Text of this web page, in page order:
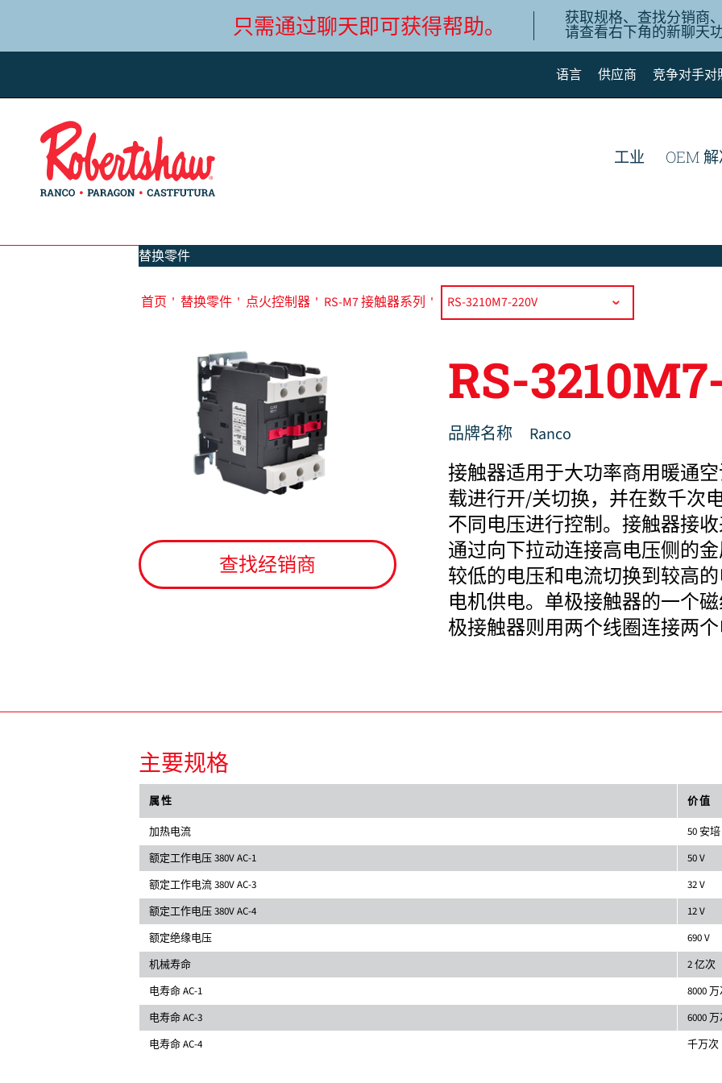
只需通过聊天即可获得帮助。 获取规格、查找分销商
请查看右下角的新聊天
语言
Español de México
供应商 竞争对手对
工业 OEM
替换零件
首页 ' 替换零件 ' 点火控制器 ' RS-M7 接触器系列 '
查找经销商
RS-
品牌名称 Ranco
接触器适用于大功率商用暖通
载进行开/关切换，并在数千次
不同电压进行控制。接触器接
通过向下拉动连接高电压侧的
较低的电压和电流切换到较高
电机供电。单极接触器的一个
极接触器则用两个线圈连接两
主要规格
属性 价值
加热电流
50 安培
额定工作电压 380V AC-1
50 V
额定工作电流 380V AC-3
32 V
额定工作电压 380V AC-4
12 V
额定绝缘电压
690 V
机械寿命
2 亿次
电寿命 AC-1
8000
电寿命 AC-3
6000
电寿命 AC-4
千万次